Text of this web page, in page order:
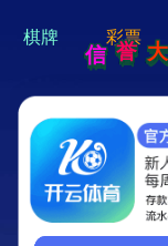
hi 💗